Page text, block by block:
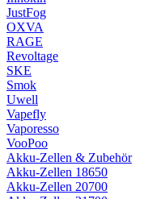
JustFog
OXVA
RAGE
Revoltage
SKE
Smok
Uwell
Vapefly
Vaporesso
VooPoo
Akku-Zellen & Zubehör
Akku-Zellen 18650
Akku-Zellen 20700